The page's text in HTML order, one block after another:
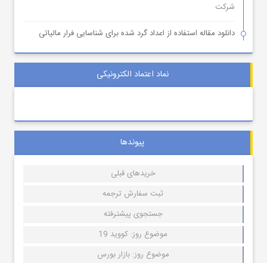
شرکت
دانلود مقاله استفاده از اعداد گرد شده برای شناسایی فرار مالیاتی
نماد اعتماد الکترونیکی
پیوندها
خریدهای قبلی
ثبت سفارش ترجمه
جستجوی پیشترفته
موضوع روز: کووید 19
موضوع روز: بازار بورس